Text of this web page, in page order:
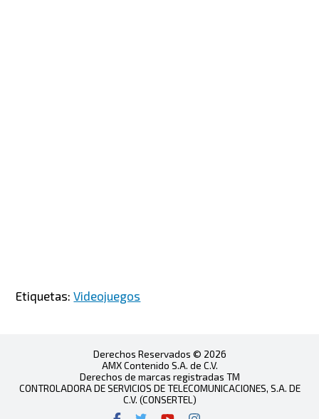
Etiquetas:Videojuegos
Derechos Reservados © 2026
AMX Contenido S.A. de C.V.
Derechos de marcas registradas TM
CONTROLADORA DE SERVICIOS DE TELECOMUNICACIONES, S.A. DE
C.V. (CONSERTEL)